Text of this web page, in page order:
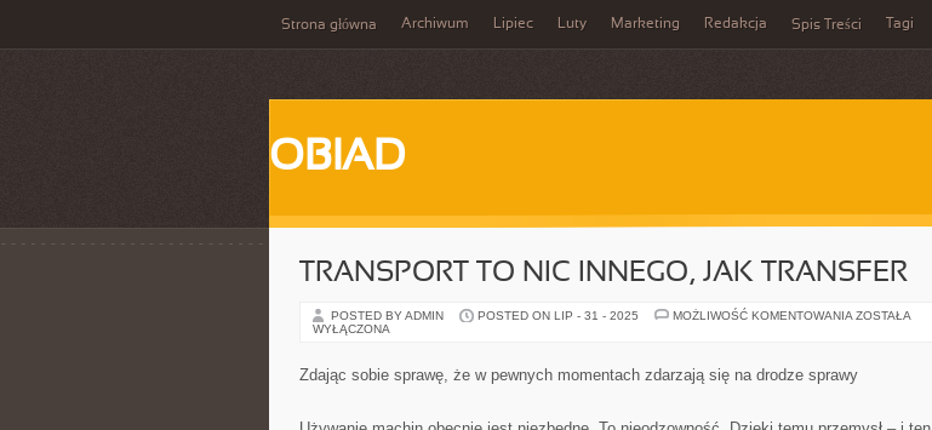
Strona główna Archiwum Lipiec Luty Marketing Redakcja Spis Treści Tagi
OBIAD
TRANSPORT TO NIC INNEGO, JAK TRANSFER
POSTED BY ADMIN POSTED ON LIP - 31 - 2025 MOŻLIWOŚĆ KOMENTOWANIA TRANSPORT
TRANSFER
ZOSTAŁA
WYŁĄCZONA
Zdając sobie sprawę, że w pewnych momentach zdarzają się na drodze sprawy